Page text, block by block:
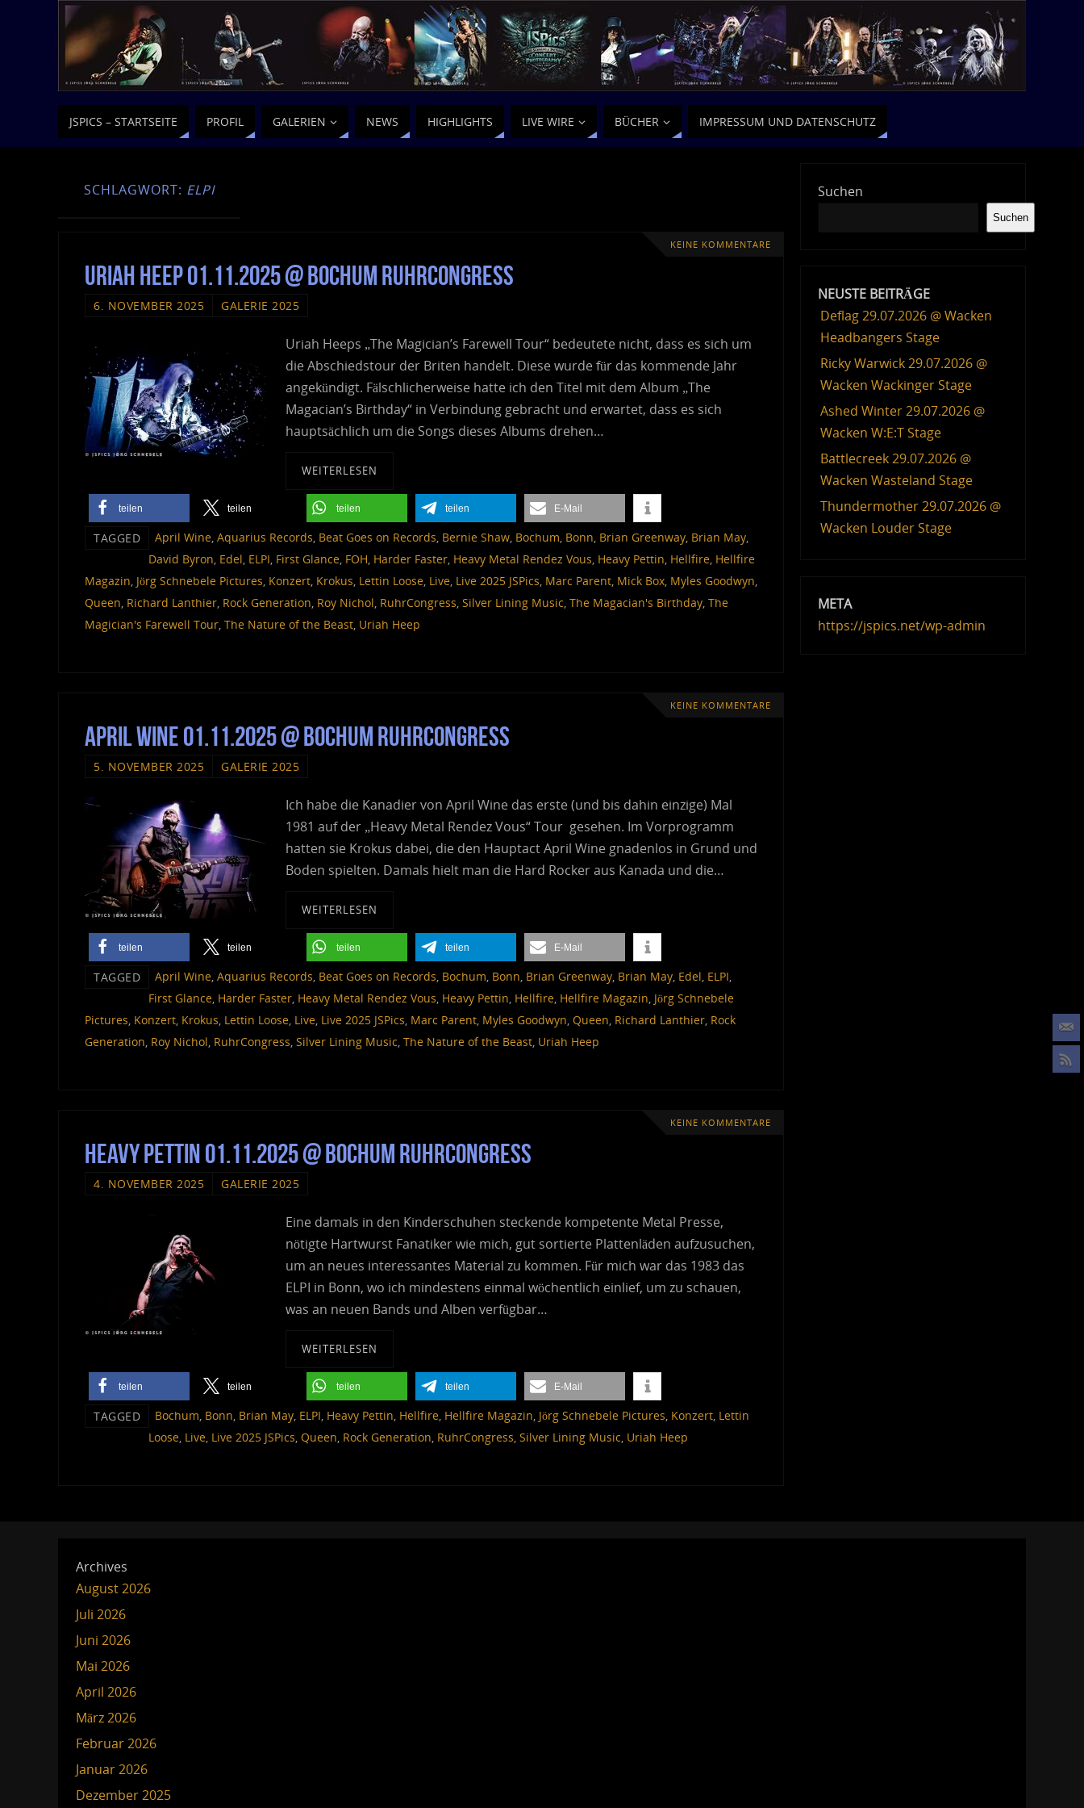
JSPICS – STARTSEITE PROFIL GALERIEN NEWS HIGHLIGHTS LIVE WIRE BÜCHER IMPRESSUM UND DATENSCHUTZ
SCHLAGWORT: ELPI
KEINE KOMMENTARE
Uriah Heep 01.11.2025 @ Bochum RuhrCongress
6. NOVEMBER 2025 GALERIE 2025
Uriah Heeps „The Magician’s Farewell Tour“ bedeutete nicht, dass es sich um
die Abschiedstour der Briten handelt. Diese wurde für das kommende Jahr
angekündigt. Fälschlicherweise hatte ich den Titel mit dem Album „The
Magacian’s Birthday“ in Verbindung gebracht und erwartet, dass es sich
hauptsächlich um die Songs dieses Albums drehen…
WEITERLESEN
teilen teilen teilen teilen E-Mail
TAGGED April Wine, Aquarius Records, Beat Goes on Records, Bernie Shaw, Bochum, Bonn, Brian Greenway, Brian May,
David Byron, Edel, ELPI, First Glance, FOH, Harder Faster, Heavy Metal Rendez Vous, Heavy Pettin, Hellfire, Hellfire
Magazin, Jörg Schnebele Pictures, Konzert, Krokus, Lettin Loose, Live, Live 2025 JSPics, Marc Parent, Mick Box, Myles Goodwyn,
Queen, Richard Lanthier, Rock Generation, Roy Nichol, RuhrCongress, Silver Lining Music, The Magacian's Birthday, The
Magician's Farewell Tour, The Nature of the Beast, Uriah Heep
KEINE KOMMENTARE
April Wine 01.11.2025 @ Bochum RuhrCongress
5. NOVEMBER 2025 GALERIE 2025
Ich habe die Kanadier von April Wine das erste (und bis dahin einzige) Mal
1981 auf der „Heavy Metal Rendez Vous“ Tour gesehen. Im Vorprogramm
hatten sie Krokus dabei, die den Hauptact April Wine gnadenlos in Grund und
Boden spielten. Damals hielt man die Hard Rocker aus Kanada und die…
WEITERLESEN
teilen teilen teilen teilen E-Mail
TAGGED April Wine, Aquarius Records, Beat Goes on Records, Bochum, Bonn, Brian Greenway, Brian May, Edel, ELPI,
First Glance, Harder Faster, Heavy Metal Rendez Vous, Heavy Pettin, Hellfire, Hellfire Magazin, Jörg Schnebele
Pictures, Konzert, Krokus, Lettin Loose, Live, Live 2025 JSPics, Marc Parent, Myles Goodwyn, Queen, Richard Lanthier, Rock
Generation, Roy Nichol, RuhrCongress, Silver Lining Music, The Nature of the Beast, Uriah Heep
KEINE KOMMENTARE
Heavy Pettin 01.11.2025 @ Bochum RuhrCongress
4. NOVEMBER 2025 GALERIE 2025
Eine damals in den Kinderschuhen steckende kompetente Metal Presse,
nötigte Hartwurst Fanatiker wie mich, gut sortierte Plattenläden aufzusuchen,
um an neues interessantes Material zu kommen. Für mich war das 1983 das
ELPI in Bonn, wo ich mindestens einmal wöchentlich einlief, um zu schauen,
was an neuen Bands und Alben verfügbar…
WEITERLESEN
teilen teilen teilen teilen E-Mail
TAGGED Bochum, Bonn, Brian May, ELPI, Heavy Pettin, Hellfire, Hellfire Magazin, Jörg Schnebele Pictures, Konzert, Lettin
Loose, Live, Live 2025 JSPics, Queen, Rock Generation, RuhrCongress, Silver Lining Music, Uriah Heep
Suchen
Suchen
NEUSTE BEITRÄGE
Deflag 29.07.2026 @ Wacken
Headbangers Stage
Ricky Warwick 29.07.2026 @
Wacken Wackinger Stage
Ashed Winter 29.07.2026 @
Wacken W:E:T Stage
Battlecreek 29.07.2026 @
Wacken Wasteland Stage
Thundermother 29.07.2026 @
Wacken Louder Stage
META
https://jspics.net/wp-admin
Archives
August 2026
Juli 2026
Juni 2026
Mai 2026
April 2026
März 2026
Februar 2026
Januar 2026
Dezember 2025